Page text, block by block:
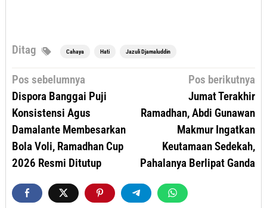
Ditag Cahaya Hati Jazuli Djamaluddin
Navigasi
pos
Pos sebelumnya
Dispora Banggai Puji
Konsistensi Agus
Damalante Membesarkan
Bola Voli, Ramadhan Cup
2026 Resmi Ditutup
Pos berikutnya
Jumat Terakhir
Ramadhan, Abdi Gunawan
Makmur Ingatkan
Keutamaan Sedekah,
Pahalanya Berlipat Ganda